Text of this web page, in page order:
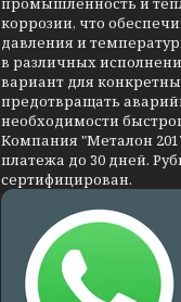
коррозии, что
давления и
в различных
вариант для
предотвращать
необходимости
Компания "Металон
платежа до 30 дней.
сертифицирован.